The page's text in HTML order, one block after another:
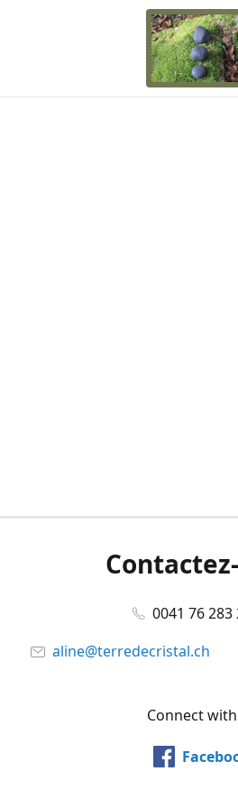
0041 76 283
aline@terredecristal.ch
Connect